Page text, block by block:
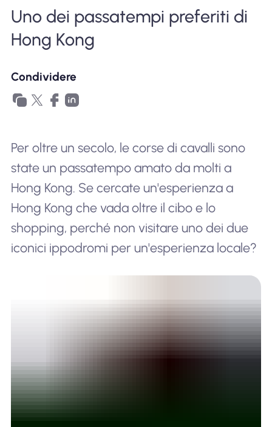
Perché l'eSIM Nomad
Utilizzando una eSIM
Uno dei passatempi preferiti di
Hong Kong
Condividere
Per oltre un secolo, le corse di cavalli sono
state un passatempo amato da molti a
Hong Kong. Se cercate un'esperienza a
Hong Kong che vada oltre il cibo e lo
shopping, perché non visitare uno dei due
iconici ippodromi per un'esperienza locale?